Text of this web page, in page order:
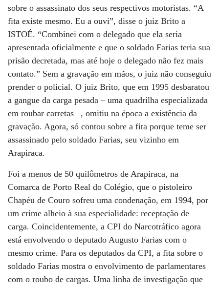
sobre o assassinato dos seus respectivos motoristas. “A
fita existe mesmo. Eu a ouvi”, disse o juiz Brito a
ISTOÉ. “Combinei com o delegado que ela seria
apresentada oficialmente e que o soldado Farias teria sua
prisão decretada, mas até hoje o delegado não fez mais
contato.” Sem a gravação em mãos, o juiz não conseguiu
prender o policial. O juiz Brito, que em 1995 desbaratou
a gangue da carga pesada – uma quadrilha especializada
em roubar carretas –, omitiu na época a existência da
gravação. Agora, só contou sobre a fita porque teme ser
assassinado pelo soldado Farias, seu vizinho em
Arapiraca.
Foi a menos de 50 quilômetros de Arapiraca, na
Comarca de Porto Real do Colégio, que o pistoleiro
Chapéu de Couro sofreu uma condenação, em 1994, por
um crime alheio à sua especialidade: receptação de
carga. Coincidentemente, a CPI do Narcotráfico agora
está envolvendo o deputado Augusto Farias com o
mesmo crime. Para os deputados da CPI, a fita sobre o
soldado Farias mostra o envolvimento de parlamentares
com o roubo de cargas. Uma linha de investigação que